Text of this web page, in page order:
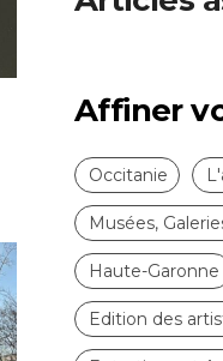
Articles
Affiner
Occitanie
Musées,
Haute-Garonne
Edition des